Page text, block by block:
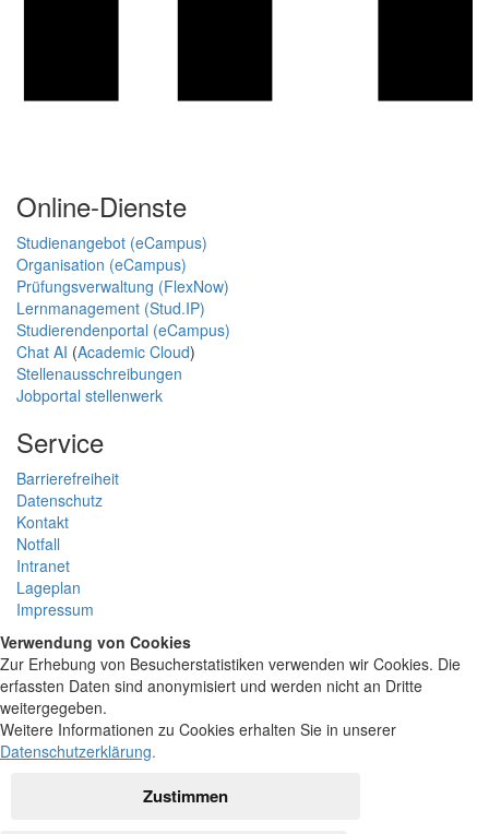
Online-Dienste
Studienangebot (eCampus)
Organisation (eCampus)
Prüfungsverwaltung (FlexNow)
Lernmanagement (Stud.IP)
Studierendenportal (eCampus)
Chat AI (Academic Cloud)
Stellenausschreibungen
Jobportal stellenwerk
Service
Barrierefreiheit
Datenschutz
Kontakt
Notfall
Intranet
Lageplan
Impressum
Verwendung von Cookies
Zur Erhebung von Besucherstatistiken verwenden wir Cookies. Die
erfassten Daten sind anonymisiert und werden nicht an Dritte
weitergegeben.
Weitere Informationen zu Cookies erhalten Sie in unserer
Datenschutzerklärung.
Zustimmen